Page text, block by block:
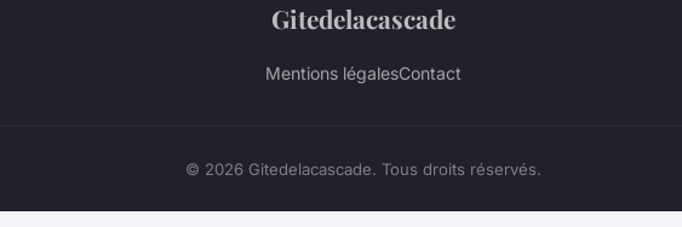
Gitedelacascade
Mentions légalesContact
© 2026 Gitedelacascade. Tous droits réservés.